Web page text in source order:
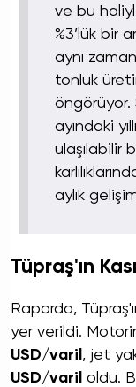
ve bu
%3’lük bir
aynı
tonluk
öngörüyor.
ayındaki
ulaşılabilir
aylık
Tüpraş'ın
Raporda,
yer verildi. Motorin
USD/varil , jet
USD/varil oldu.